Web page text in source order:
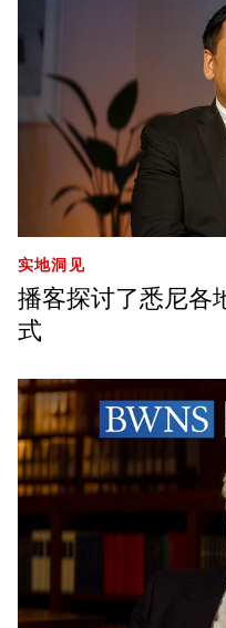
实地洞见
播客探讨了悉尼各
式